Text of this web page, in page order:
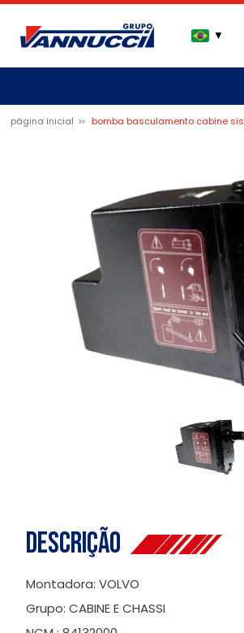
▼
página inicial bomba basculamento cabine
Descrição
Montadora: VOLVO
Grupo: CABINE E CHASSI